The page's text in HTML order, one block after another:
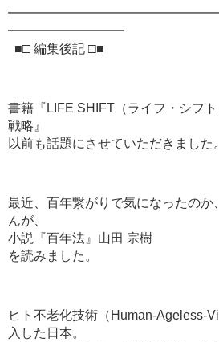
━━━━━━━━━
■□ 編集後記 □■
書籍『LIFE SHIFT（ライフ・シフ
戦略』
以前も話題にさせていただきました。
最近、百年繋がりで気になったのか
んが、
小説『百年法』山田 宗樹
を読みました。
ヒト不老化技術（Human-Ageless-
入した日本。